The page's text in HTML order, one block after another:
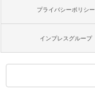
プライバシーポリシー
インプレスグループ